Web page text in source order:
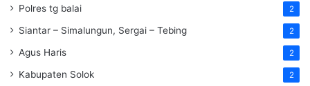
Polres tg balai 2
Siantar – Simalungun, Sergai – Tebing 2
Agus Haris 2
Kabupaten Solok 2